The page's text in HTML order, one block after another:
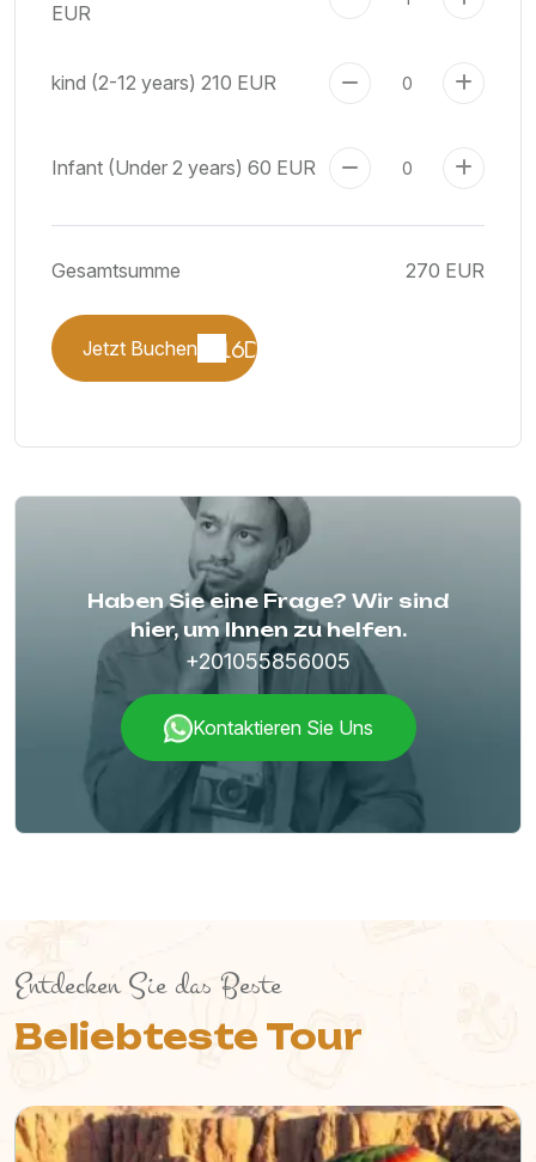
EUR
kind (2-12 years) 210 EUR
Infant (Under 2 years) 60 EUR
Gesamtsumme 270 EUR
Jetzt Buchen
Haben Sie eine Frage? Wir sind
hier, um Ihnen zu helfen.
+201055856005
Kontaktieren Sie Uns
Entdecken Sie das Beste
Beliebteste Tour